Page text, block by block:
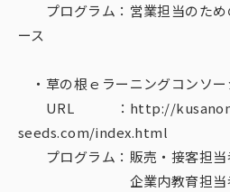
プログラム：営業担当のため
ース
・草の根ｅラーニングコンソー
URL ：http://
seeds.com/index.html
プログラム：販売・接客担当
企業内教育担当者養